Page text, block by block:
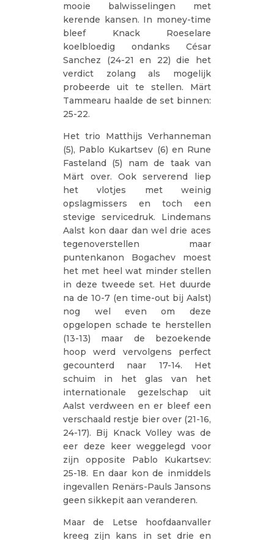
mooie balwisselingen met
kerende kansen. In money-time
bleef Knack Roeselare
koelbloedig ondanks César
Sanchez (24-21 en 22) die het
verdict zolang als mogelijk
probeerde uit te stellen. Märt
Tammearu haalde de set binnen:
25-22.
Het trio Matthijs Verhanneman
(5), Pablo Kukartsev (6) en Rune
Fasteland (5) nam de taak van
Märt over. Ook serverend liep
het vlotjes met weinig
opslagmissers en toch een
stevige servicedruk. Lindemans
Aalst kon daar dan wel drie aces
tegenoverstellen maar
puntenkanon Bogachev moest
het met heel wat minder stellen
in deze tweede set. Het duurde
na de 10-7 (en time-out bij Aalst)
nog wel even om deze
opgelopen schade te herstellen
(13-13) maar de bezoekende
hoop werd vervolgens perfect
gecounterd naar 17-14. Het
schuim in het glas van het
internationale gezelschap uit
Aalst verdween en er bleef een
verschaald restje bier over (21-16,
24-17). Bij Knack Volley was de
eer deze keer weggelegd voor
zijn opposite Pablo Kukartsev:
25-18. En daar kon de inmiddels
ingevallen Renärs-Pauls Jansons
geen sikkepit aan veranderen.
Maar de Letse hoofdaanvaller
kreeg zijn kans in set drie en